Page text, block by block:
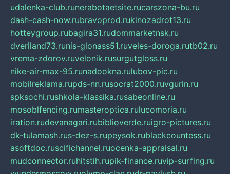
udalenka-club.runerabotaetsite.rucarszona-bu.ru
dash-cash-now.rubravoprod.rukinozadrot13.ru
hotteygroup.rubagira31.rudommarketnsk.ru
dveriland73.runis-glonass51.ruveles-doroga.rutb02.ru
vrema-zdorov.ruvelonik.rusurgutgloss.ru
nike-air-max-95.runadookna.rulubov-pic.ru
mobilreklama.rupds-nn.rusocrat2000.ruvgurin.ru
spksochi.rushkola-klassika.rusabeonline.ru
mosoblfencing.rumasteroptica.rulucomoria.ru
iration.rudevanagari.rubiblioverde.ruigro-pictures.ru
dk-tulamash.rus-dez-s.rupeysok.rublackcountess.ru
asoftdoc.ruscifichannel.ruocenka-appraisal.ru
mudconnector.ruhitstih.rupik-finance.ruvip-surfing.ru